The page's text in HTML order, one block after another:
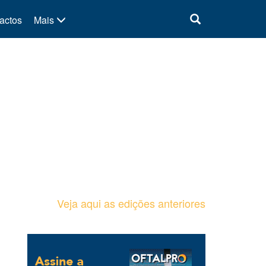
Mais
Veja aqui as edições anteriores